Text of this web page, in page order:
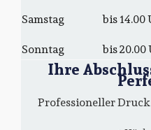
Samstag
bis 14.00
Sonntag
bis 20.00
Ihre
Professioneller